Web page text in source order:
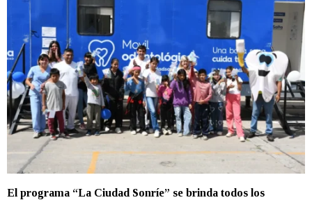
El programa “La Ciudad Sonríe” se brinda todos los